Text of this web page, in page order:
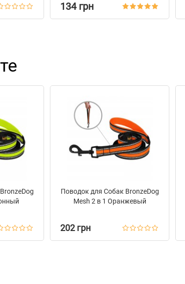
134 грн
Поводок для Собак BronzeDog
Mesh 2 в 1 Оранжевый
202 грн